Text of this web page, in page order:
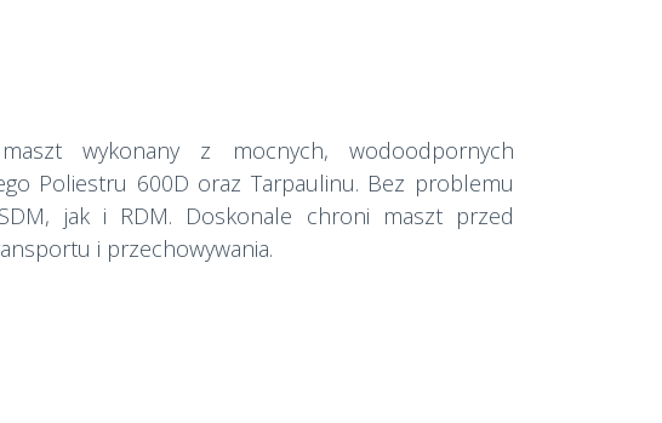
wykonany z mocnych, wodoodpornych
Poliestru 600D oraz Tarpaulinu. Bez problemu
jak i RDM. Doskonale chroni maszt przed
i przechowywania.